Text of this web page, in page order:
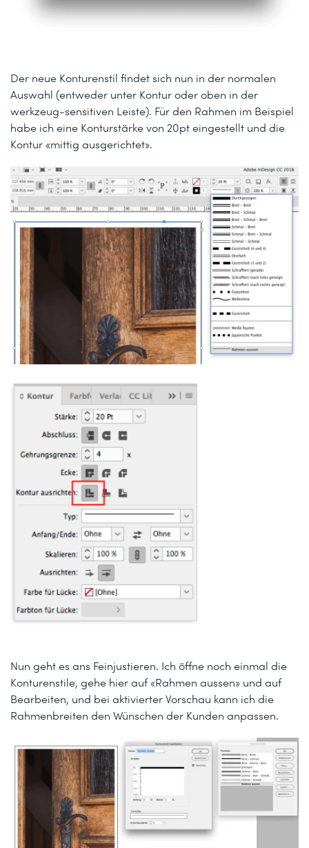
Der neue Konturenstil findet sich nun in der normalen
Auswahl (entweder unter Kontur oder oben in der
werkzeug-sensitiven Leiste). Für den Rahmen im Beispiel
habe ich eine Konturstärke von 20pt eingestellt und die
Kontur «mittig ausgerichtet».
Nun geht es ans Feinjustieren. Ich öffne noch einmal die
Konturenstile, gehe hier auf «Rahmen aussen» und auf
Bearbeiten, und bei aktivierter Vorschau kann ich die
Rahmenbreiten den Wünschen der Kunden anpassen.